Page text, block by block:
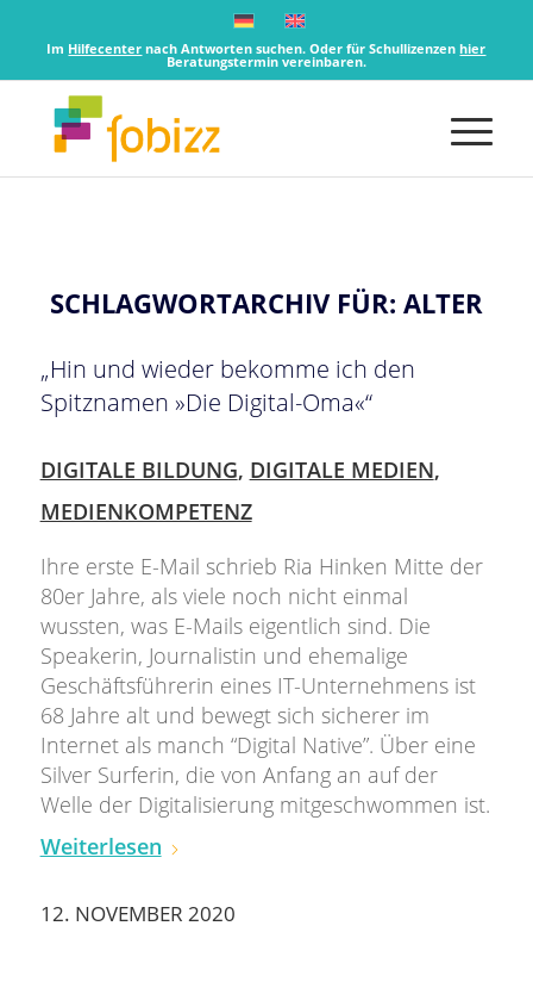
Im Hilfecenter nach Antworten suchen. Oder für Schullizenzenhier
Beratungstermin vereinbaren.
SCHLAGWORTARCHIV FÜR: ALTER
„Hin und wieder bekomme ich den
Spitznamen »Die Digital-Oma«“
DIGITALE BILDUNG, DIGITALE MEDIEN,
MEDIENKOMPETENZ
Ihre erste E-Mail schrieb Ria Hinken Mitte der
80er Jahre, als viele noch nicht einmal
wussten, was E-Mails eigentlich sind. Die
Speakerin, Journalistin und ehemalige
Geschäftsführerin eines IT-Unternehmens ist
68 Jahre alt und bewegt sich sicherer im
Internet als manch “Digital Native”. Über eine
Silver Surferin, die von Anfang an auf der
Welle der Digitalisierung mitgeschwommen ist.
Weiterlesen
12. NOVEMBER 2020